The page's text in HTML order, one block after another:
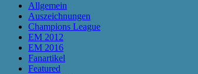
Allgemein
Auszeichnungen
Champions League
EM 2012
EM 2016
Fanartikel
Featured